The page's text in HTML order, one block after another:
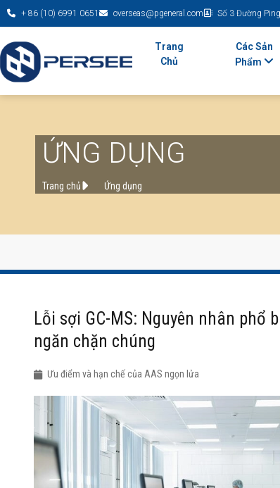
+ 86 (10) 6991 0651 overseas@pgeneral.com Số 3 Đường
Trang
Chủ
Các Sản
Phẩm
ỨNG DỤNG
Trang chủ Ứng dụng
Lỗi sợi GC-MS: Nguyên nhân phổ
ngăn chặn chúng
Ưu điểm và hạn chế của AAS ngọn lửa